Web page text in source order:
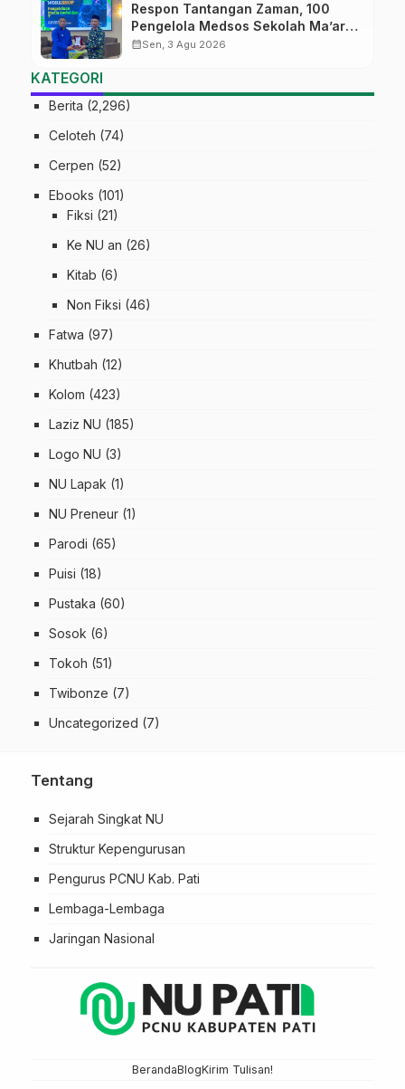
Respon Tantangan Zaman, 100
Pengelola Medsos Sekolah Ma’arif
Pekalongan Ikuti Pelatihan Literasi
calendar_monthSen, 3 Agu 2026
KATEGORI
Berita (2,296)
Celoteh (74)
Cerpen (52)
Ebooks (101)
Fiksi (21)
Ke NU an (26)
Kitab (6)
Non Fiksi (46)
Fatwa (97)
Khutbah (12)
Kolom (423)
Laziz NU (185)
Logo NU (3)
NU Lapak (1)
NU Preneur (1)
Parodi (65)
Puisi (18)
Pustaka (60)
Sosok (6)
Tokoh (51)
Twibonze (7)
Uncategorized (7)
Tentang
Sejarah Singkat NU
Struktur Kepengurusan
Pengurus PCNU Kab. Pati
Lembaga-Lembaga
Jaringan Nasional
BerandaBlogKirim Tulisan!